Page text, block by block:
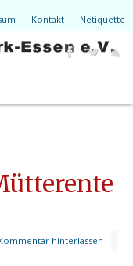
Kontakt Netiquette
hinterlassen